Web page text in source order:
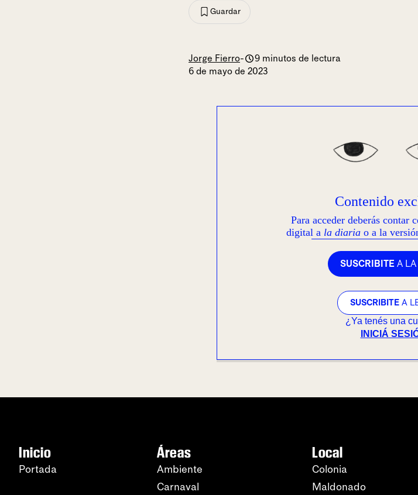
Guardar
Jorge Fierro-
9 minutos de lectura
6 de mayo de 2023
Contenido
Para acceder deberás contar
digital a la diaria o a la
SUSCRIBITEA LA
SUSCRIBITEA
¿Ya tenés una
INICIÁ
Inicio
Portada
Áreas
Ambiente
Carnaval
Local
Colonia
Maldonado